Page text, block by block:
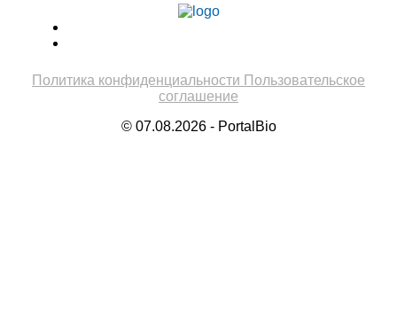
Политика конфиденциальности Пользовательское
соглашение
© 07.08.2026 - PortalBio